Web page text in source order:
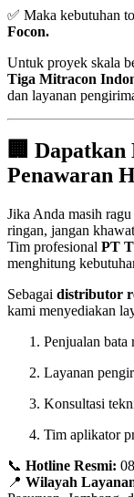
✅ Maka kebutuhan
Focon.
Untuk proyek skala
Tiga Mitracon
dan layanan
🏢
Penawaran
Jika Anda masih
ringan, jangan
Tim profesional PT
menghitung
Sebagai distributor
kami menyediakan
Penjualan bata
Layanan
Konsultasi
Tim aplikator
📞 Hotline Resmi:
📍 Wilayah